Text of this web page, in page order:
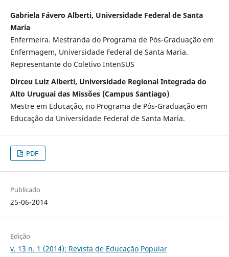
Gabriela Fávero Alberti, Universidade Federal de Santa
Maria
Enfermeira. Mestranda do Programa de Pós-Graduação em
Enfermagem, Universidade Federal de Santa Maria.
Representante do Coletivo IntenSUS
Dirceu Luiz Alberti, Universidade Regional Integrada do
Alto Uruguai das Missões (Campus Santiago)
Mestre em Educação, no Programa de Pós-Graduação em
Educação da Universidade Federal de Santa Maria.
PDF
Publicado
25-06-2014
Edição
v. 13 n. 1 (2014): Revista de Educação Popular